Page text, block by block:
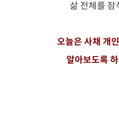
삶 전체를 잠
오늘은 사채 개
알아보도록